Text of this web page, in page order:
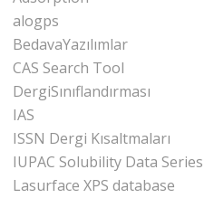
alogps
BedavaYazılımlar
CAS Search Tool
DergiSınıflandırması
IAS
ISSN Dergi Kısaltmaları
IUPAC Solubility Data Series
Lasurface XPS database